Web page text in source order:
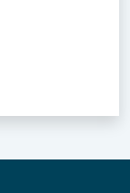
1 a 5 stelle